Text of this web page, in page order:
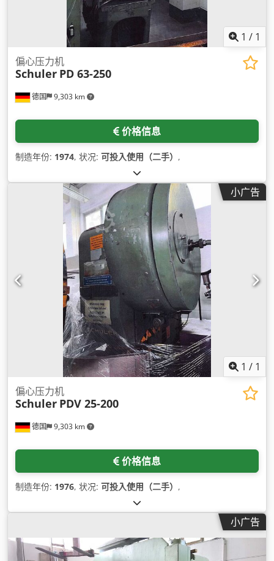
1 / 1
德国 9,303 km
偏心压力机
Schuler PD 63-250
价格信息
制造年份: 1974, 状况: 可投入使用（二手） ,
小广告
1 / 1
德国 9,303 km
偏心压力机
Schuler PDV 25-200
价格信息
制造年份: 1976, 状况: 可投入使用（二手） ,
小广告